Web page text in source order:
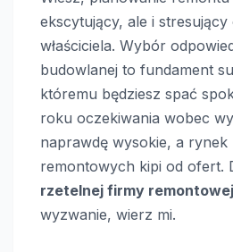
ekscytujący, ale i stresujący
właściciela. Wybór
budowlanej to fundament
któremu będziesz spać
roku oczekiwania wobec
naprawdę wysokie, a rynek
remontowych kipi od ofert.
rzetelnej firmy remontowej
wyzwanie, wierz mi.